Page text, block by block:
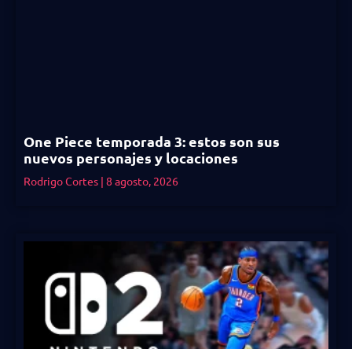
One Piece temporada 3: estos son sus
nuevos personajes y locaciones
Rodrigo Cortes 8 agosto, 2026